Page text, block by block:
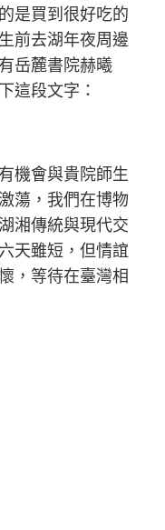
是買到很好吃的
前去湖年夜周邊
岳麓書院赫曦
這段文字：
機會與貴院師生
蕩，我們在博物
湘傳統與現代交
天雖短，但情誼
，等待在臺灣相